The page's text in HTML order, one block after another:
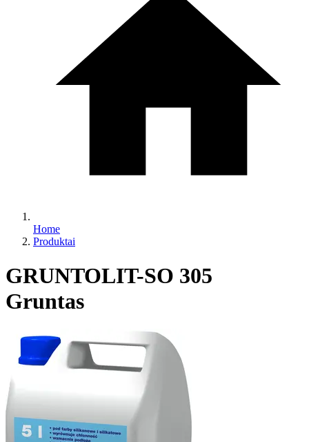
Home
Produktai
GRUNTOLIT-SO 305
Gruntas